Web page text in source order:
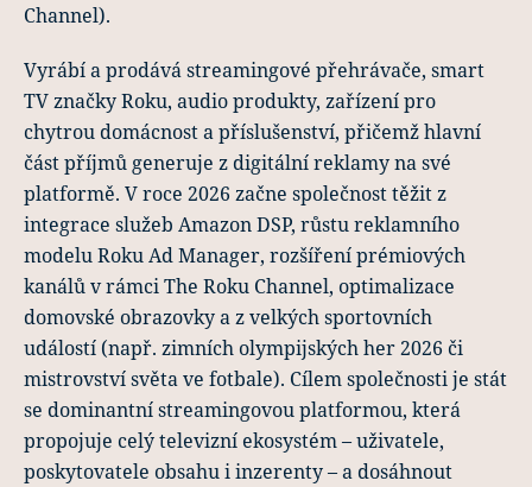
Channel).
Vyrábí a prodává streamingové přehrávače, smart
TV značky Roku, audio produkty, zařízení pro
chytrou domácnost a příslušenství, přičemž hlavní
část příjmů generuje z digitální reklamy na své
platformě. V roce 2026 začne společnost těžit z
integrace služeb Amazon DSP, růstu reklamního
modelu Roku Ad Manager, rozšíření prémiových
kanálů v rámci The Roku Channel, optimalizace
domovské obrazovky a z velkých sportovních
událostí (např. zimních olympijských her 2026 či
mistrovství světa ve fotbale). Cílem společnosti je stát
se dominantní streamingovou platformou, která
propojuje celý televizní ekosystém – uživatele,
poskytovatele obsahu i inzerenty – a dosáhnout